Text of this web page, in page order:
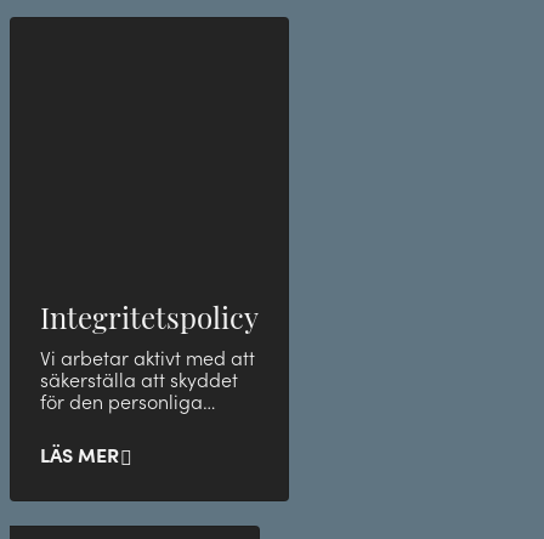
Integritetspolicy
Vi arbetar aktivt med att
säkerställa att skyddet
för den personliga
inom företaget.
LÄS MER